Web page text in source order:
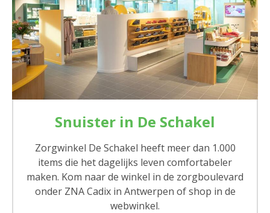
Snuister in De Schakel
Zorgwinkel De Schakel heeft meer dan 1.000
items die het dagelijks leven comfortabeler
maken. Kom naar de winkel in de zorgboulevard
onder ZNA Cadix in Antwerpen of shop in de
webwinkel.